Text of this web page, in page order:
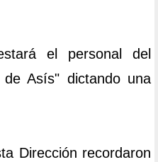
el personal del
de Asís" dictando una
Dirección recordaron